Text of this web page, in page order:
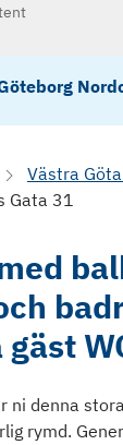
Västra
Gata 31
ni denna
rymd.